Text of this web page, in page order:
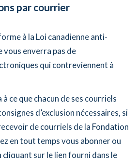
par courrier
à la Loi canadienne anti-
vous enverra pas de
qui contreviennent à
ce que chacun de ses courriels
d’exclusion nécessaires, si
de courriels de la Fondation
en tout temps vous abonner ou
cliquant sur le lien fourni dans le